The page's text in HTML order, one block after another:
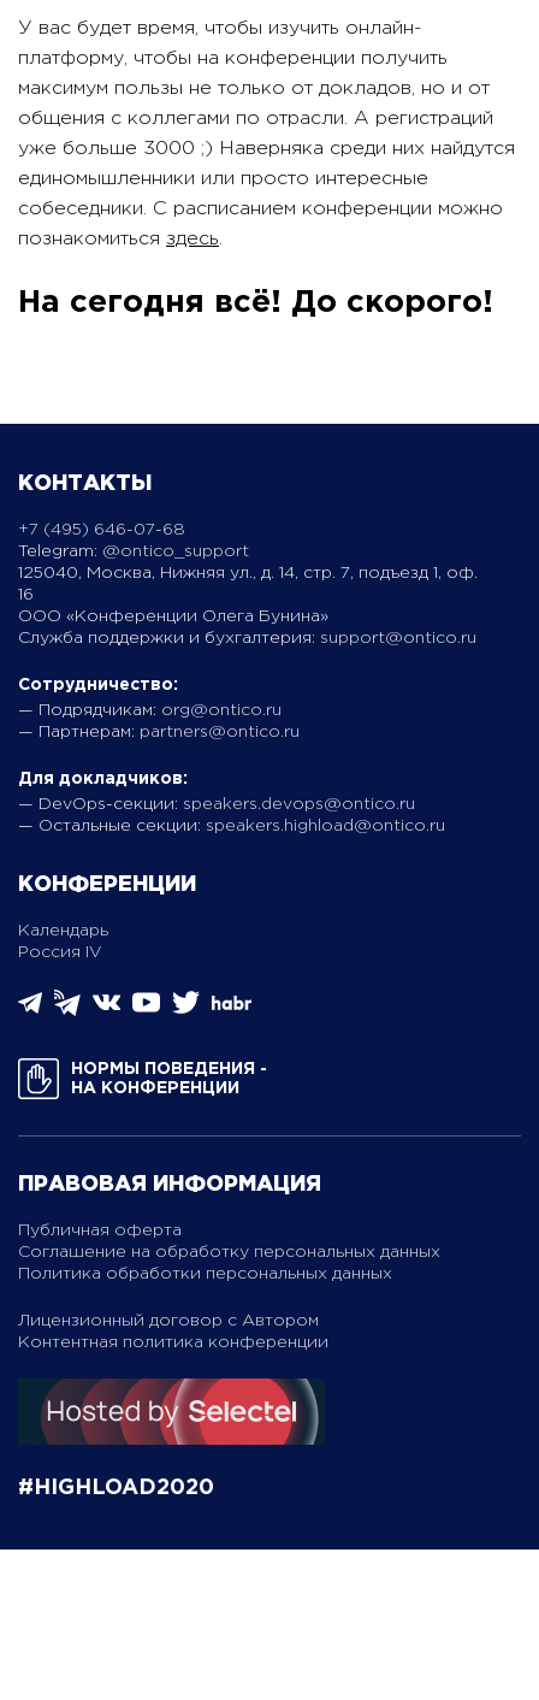
У вас будет время, чтобы изучить онлайн-
платформу, чтобы на конференции получить
максимум пользы не только от докладов, но и от
общения с коллегами по отрасли. А регистраций
уже больше 3000 ;) Наверняка среди них найдутся
единомышленники или просто интересные
собеседники. С расписанием конференции можно
познакомиться здесь.
На сегодня всё! До скорого!
КОНТАКТЫ
+7 (495) 646-07-68
Telegram: @ontico_support
125040, Москва, Нижняя ул., д. 14, стр. 7, подъезд 1, оф.
16
ООО «Конференции Олега Бунина»
Служба поддержки и бухгалтерия: support@ontico.ru
Сотрудничество:
— Подрядчикам: org@ontico.ru
— Партнерам: partners@ontico.ru
Для докладчиков:
— DevOps-секции: speakers.devops@ontico.ru
— Остальные секции: speakers.highload@ontico.ru
КОНФЕРЕНЦИИ
Календарь
Россия IV
НОРМЫ ПОВЕДЕНИЯ ­
НА КОНФЕРЕНЦИИ
ПРАВОВАЯ ИНФОРМАЦИЯ
Публичная оферта
Соглашение на обработку персональных данных
Политика обработки персональных данных
Лицензионный договор с Автором
Контентная политика конференции
#HIGHLOAD2020